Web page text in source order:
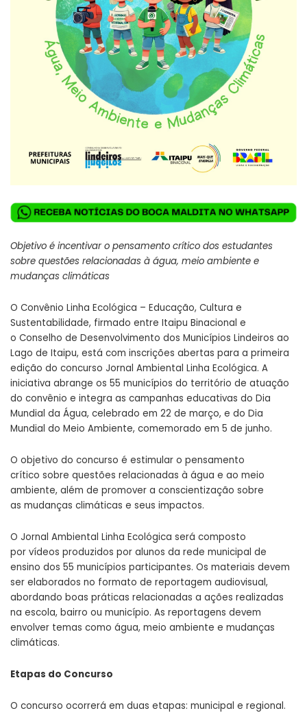
Objetivo é incentivar o pensamento crítico dos estudantes
sobre questões relacionadas à água, meio ambiente e
mudanças climáticas
O Convênio Linha Ecológica – Educação, Cultura e
Sustentabilidade, firmado entre Itaipu Binacional e
o Conselho de Desenvolvimento dos Municípios Lindeiros ao
Lago de Itaipu, está com inscrições abertas para a primeira
edição do concurso Jornal Ambiental Linha Ecológica. A
iniciativa abrange os 55 municípios do território de atuação
do convênio e integra as campanhas educativas do Dia
Mundial da Água, celebrado em 22 de março, e do Dia
Mundial do Meio Ambiente, comemorado em 5 de junho.
O objetivo do concurso é estimular o pensamento
crítico sobre questões relacionadas à água e ao meio
ambiente, além de promover a conscientização sobre
as mudanças climáticas e seus impactos.
O Jornal Ambiental Linha Ecológica será composto
por vídeos produzidos por alunos da rede municipal de
ensino dos 55 municípios participantes. Os materiais devem
ser elaborados no formato de reportagem audiovisual,
abordando boas práticas relacionadas a ações realizadas
na escola, bairro ou município. As reportagens devem
envolver temas como água, meio ambiente e mudanças
climáticas.
Etapas do Concurso
O concurso ocorrerá em duas etapas: municipal e regional.